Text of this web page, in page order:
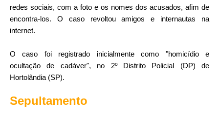
redes sociais, com a foto e os nomes dos acusados, afim de
encontra-los. O caso revoltou amigos e internautas na
internet.
O caso foi registrado inicialmente como "homicídio e
ocultação de cadáver", no 2º Distrito Policial (DP) de
Hortolândia (SP).
Sepultamento